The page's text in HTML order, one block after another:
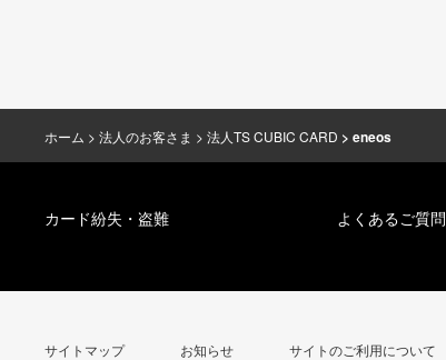
ホーム 法人のお客さま 法人TS CUBIC CARD eneos
カード紛失・盗難 よくあるご質問
サイトマップ お知らせ サイトのご利用について